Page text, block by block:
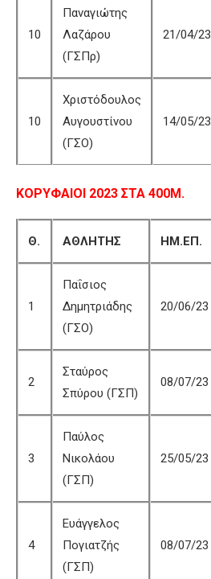
10
Παναγιώτης
Λαζάρου
(ΓΣΠρ)
21/04/23
10
Χριστόδουλος
Αυγουστίνου
(ΓΣΟ)
14/05/23
ΚΟΡΥΦΑΙΟΙ 2023 ΣΤΑ 400Μ.
Θ. ΑΘΛΗΤΗΣ ΗΜ.ΕΠ.
1
Παΐσιος
Δημητριάδης
(ΓΣΟ)
20/06/23
2
Σταύρος
Σπύρου (ΓΣΠ)
08/07/23
3
Παύλος
Νικολάου
(ΓΣΠ)
25/05/23
4
Ευάγγελος
Πογιατζής
(ΓΣΠ)
08/07/23